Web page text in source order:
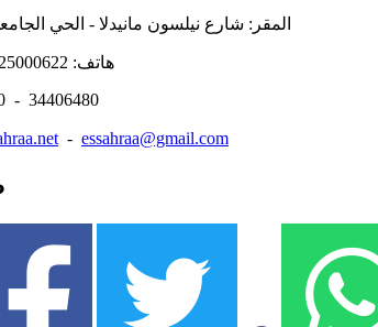
هاتف: 25000622 - 45250731 - 45255931
34406480
- essahraa@gmail.com